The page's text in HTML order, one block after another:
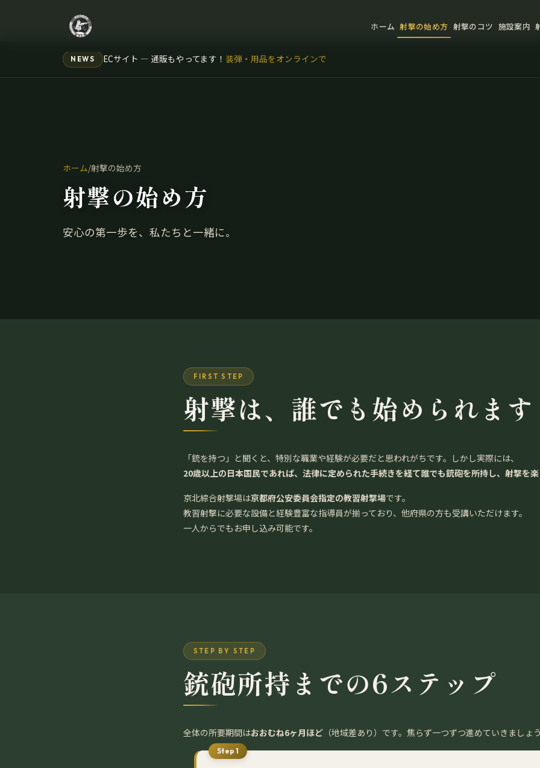
NEWS ECサイト — 通販もやってます！ 装弾・用品をオンラインで
会員デジタルサービス開始！購買履歴の年間レポートで書類作成をサポートします —
ホーム 射撃の始め方 射撃のコツ 施設案内
ホーム/射撃の始め方
射撃の始め方
安心の第一歩を、私たちと一緒に。
FIRST STEP
射撃は、誰でも始められます
「銃を持つ」と聞くと、特別な職業や経験が必要だと思われがちです。しかし実際には、
20歳以上の日本国民であれば、法律に定められた手続きを経て誰でも銃砲を所持し、射撃を
京北綜合射撃場は京都府公安委員会指定の教習射撃場です。
教習射撃に必要な設備と経験豊富な指導員が揃っており、他府県の方も受講いただけます。
一人からでもお申し込み可能です。
STEP BY STEP
銃砲所持までの6ステップ
全体の所要期間はおおむね6ヶ月ほど （地域差あり）です。焦らず一つずつ進めていきましょ
Step 1